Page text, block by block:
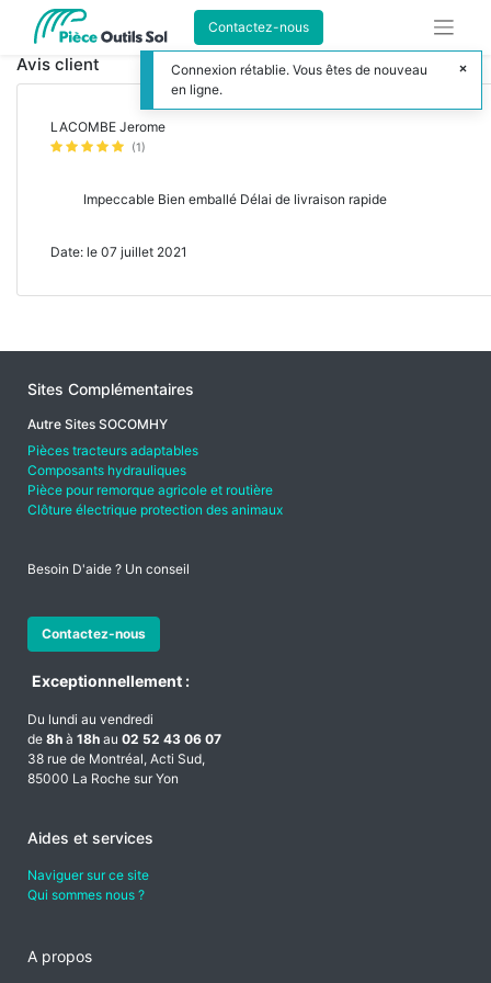
Contactez-nous
Avis client
LACOMBE Jerome
(1)
Impeccable Bien emballé Délai de livraison rapide
Date: le 07 juillet 2021
Sites Complémentaires
Autre Sites SOCOMHY
Pièces tracteurs adaptables
Composants hydrauliques
Pièce pour remorque agricole et routière
Clôture électrique protection des animaux
Besoin D'aide ? Un conseil
Contactez-nous
Exceptionnellement :
Du lundi au vendredi
de 8h à 18h au 02 52 43 06 07
38 rue de Montréal, Acti Sud,
85000 La Roche sur Yon
Aides et services
Naviguer sur ce site
Qui sommes nous ?
A propos
Connexion rétablie. Vous êtes de nouveau
en ligne.